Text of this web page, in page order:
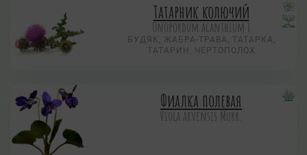
Татарник колючий
Onopordum acanthium L
БУДЯК, ЖАБРА-ТРАВА, ТАТАРКА,
ТАТАРИН, ЧЕРТОПОЛОХ
Фиалка полевая
Viola arvensis Murr.